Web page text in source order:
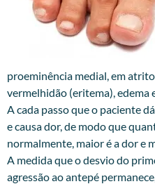
proeminência medial, em
vermelhidão (eritema), edema
A cada passo que o paciente
e causa dor, de modo que
normalmente, maior é a dor e
A medida que o desvio do
agressão ao antepé